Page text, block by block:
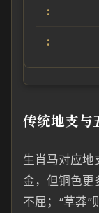
传统地支与
生肖马对应地
金，但铜色更
不屈；“草莽”